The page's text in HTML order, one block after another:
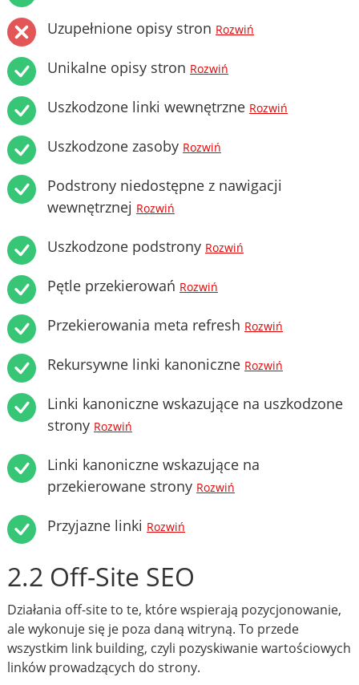
Uzupełnione opisy stron Rozwiń
Unikalne opisy stron Rozwiń
Uszkodzone linki wewnętrzne Rozwiń
Uszkodzone zasoby Rozwiń
Podstrony niedostępne z nawigacji
wewnętrznej Rozwiń
Uszkodzone podstrony Rozwiń
Pętle przekierowań Rozwiń
Przekierowania meta refresh Rozwiń
Rekursywne linki kanoniczne Rozwiń
Linki kanoniczne wskazujące na uszkodzone
strony Rozwiń
Linki kanoniczne wskazujące na
przekierowane strony Rozwiń
Przyjazne linki Rozwiń
2.2 Off-Site SEO
Działania off-site to te, które wspierają pozycjonowanie,
ale wykonuje się je poza daną witryną. To przede
wszystkim link building, czyli pozyskiwanie wartościowych
linków prowadzących do strony.